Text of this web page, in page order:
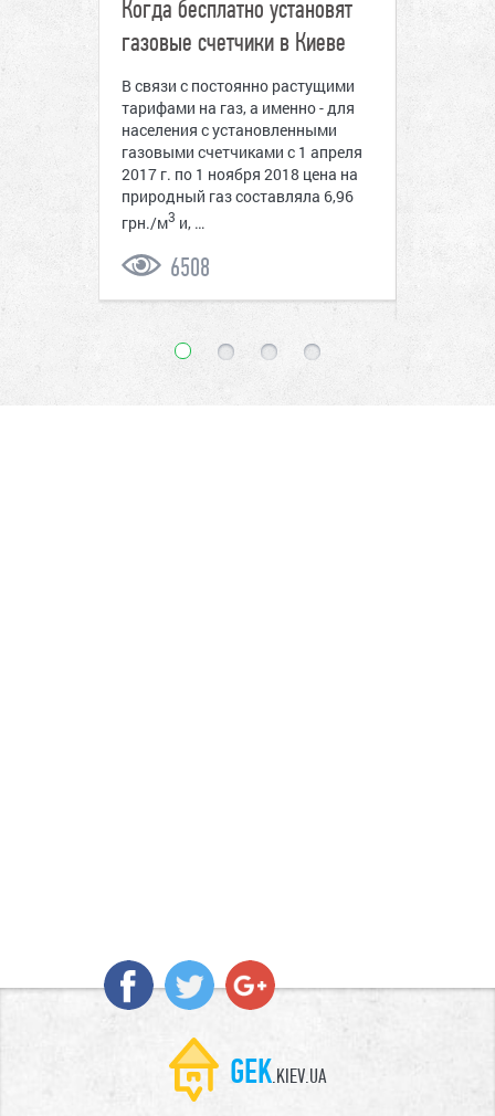
Когда бесплатно установят
газовые счетчики в Киеве
В связи с постоянно растущими
тарифами на газ, а именно - для
населения с установленными
газовыми счетчиками с 1 апреля
2017 г. по 1 ноября 2018 цена на
природный газ составляла 6,96
грн./м3 и, …
6508
GEK.KIEV.UA